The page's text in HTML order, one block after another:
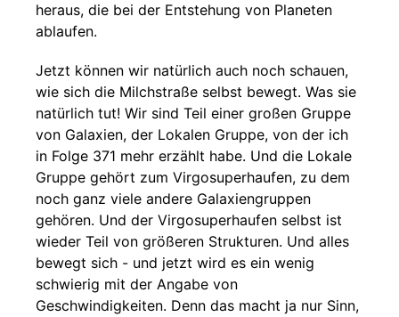
heraus, die bei der Entstehung von Planeten
ablaufen.
Jetzt können wir natürlich auch noch schauen,
wie sich die Milchstraße selbst bewegt. Was sie
natürlich tut! Wir sind Teil einer großen Gruppe
von Galaxien, der Lokalen Gruppe, von der ich
in Folge 371 mehr erzählt habe. Und die Lokale
Gruppe gehört zum Virgosuperhaufen, zu dem
noch ganz viele andere Galaxiengruppen
gehören. Und der Virgosuperhaufen selbst ist
wieder Teil von größeren Strukturen. Und alles
bewegt sich - und jetzt wird es ein wenig
schwierig mit der Angabe von
Geschwindigkeiten. Denn das macht ja nur Sinn,